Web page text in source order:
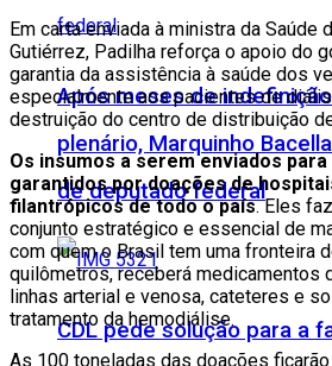
Após meses de
plenário, Marquinho
de deputado federal
CDL pede solução para a
Em carta enviada à ministra da Saúde
Gutiérrez, Padilha reforça o apoio do
garantia da assistência à saúde dos
especialmente aos pacientes de
destruição do centro de distribuição
Os insumos a serem enviados
garantidos por doações de
filantrópicos de todo o país. Eles
conjunto estratégico e essencial de
com quem o Brasil tem uma fronteira
quilômetros, receberá medicamentos
linhas arterial e venosa, cateteres e
tratamento da hemodiálise.
As 100 toneladas das doações